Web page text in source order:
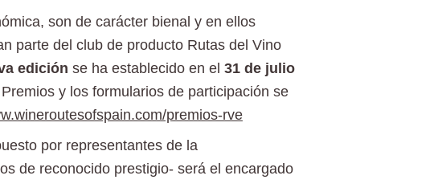
son de carácter bienal y en ellos
parte del club de producto Rutas del Vino
edición se ha establecido en el 31de julio
y los formularios de participación se
premios-rve
por representantes de la
de reconocido prestigio- será el encargado